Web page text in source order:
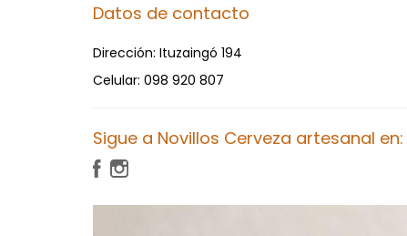
Datos de contacto
Dirección: Ituzaingó 194
Celular: 098 920 807
Sigue a Novillos Cerveza artesanal en: